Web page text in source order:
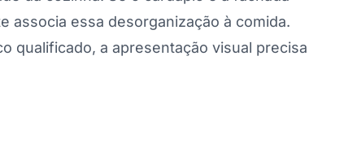
associa essa desorganização à comida.
qualificado, a apresentação visual precisa